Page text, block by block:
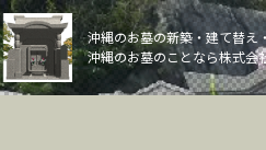
沖縄のお墓の新築・建て替え
沖縄のお墓のことなら株式会